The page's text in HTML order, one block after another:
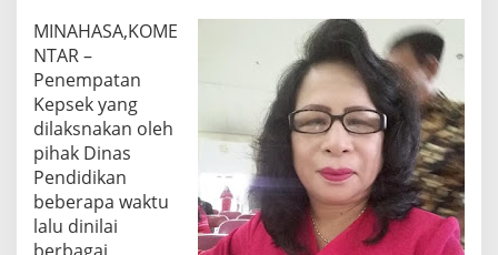
MINAHASA,KOME
NTAR –
Penempatan
Kepsek yang
dilaksnakan oleh
pihak Dinas
Pendidikan
beberapa waktu
lalu dinilai